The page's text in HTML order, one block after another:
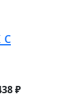
₽